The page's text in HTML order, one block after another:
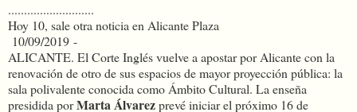
...........................
Hoy 10, sale otra noticia en Alicante Plaza
10/09/2019 -
ALICANTE. El Corte Inglés vuelve a apostar por Alicante con la
renovación de otro de sus espacios de mayor proyección pública: la
sala polivalente conocida como Ámbito Cultural. La enseña
presidida porMarta Álvarezprevé iniciar el próximo 16 de